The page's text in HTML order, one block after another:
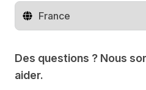
Changer de pays
Des questions ? Nous
aider.